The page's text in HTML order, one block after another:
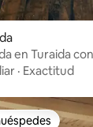
en Turaida
· Exactitud